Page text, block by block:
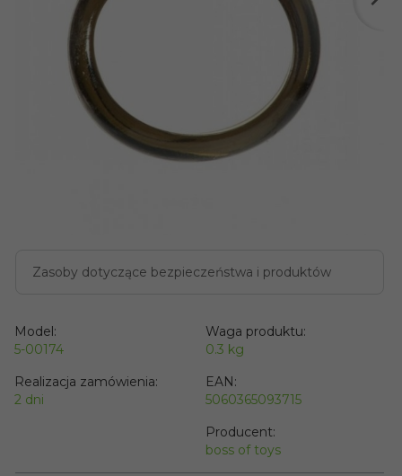
Zasoby dotyczące bezpieczeństwa i produktów
Model:
5-00174
Waga produktu:
0.3 kg
Realizacja zamówienia:
2 dni
EAN:
5060365093715
Producent:
boss of toys